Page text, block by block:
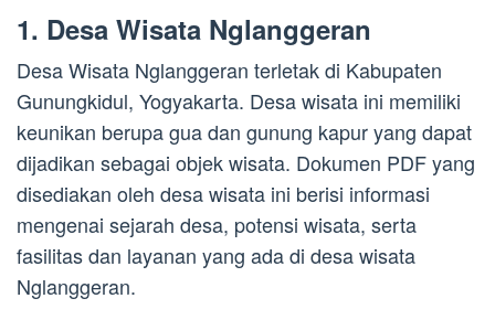
1. Desa Wisata Nglanggeran
Desa Wisata Nglanggeran terletak di Kabupaten
Gunungkidul, Yogyakarta. Desa wisata ini memiliki
keunikan berupa gua dan gunung kapur yang dapat
dijadikan sebagai objek wisata. Dokumen PDF yang
disediakan oleh desa wisata ini berisi informasi
mengenai sejarah desa, potensi wisata, serta
fasilitas dan layanan yang ada di desa wisata
Nglanggeran.